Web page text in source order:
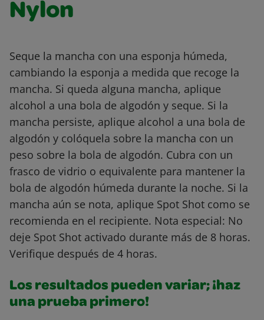
Nylon
Seque la mancha con una esponja húmeda,
cambiando la esponja a medida que recoge la
mancha. Si queda alguna mancha, aplique
alcohol a una bola de algodón y seque. Si la
mancha persiste, aplique alcohol a una bola de
algodón y colóquela sobre la mancha con un
peso sobre la bola de algodón. Cubra con un
frasco de vidrio o equivalente para mantener la
bola de algodón húmeda durante la noche. Si la
mancha aún se nota, aplique Spot Shot como se
recomienda en el recipiente. Nota especial: No
deje Spot Shot activado durante más de 8 horas.
Verifique después de 4 horas.
Los resultados pueden variar; ¡haz
una prueba primero!